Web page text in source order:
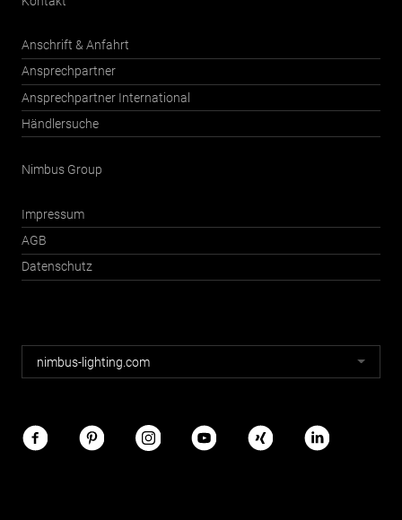
Anschrift & Anfahrt
Ansprechpartner
Ansprechpartner International
Händlersuche
Nimbus Group
Impressum
AGB
Datenschutz
Nimbus
Webseiten
nimbus-lighting.com
Nimbus
im